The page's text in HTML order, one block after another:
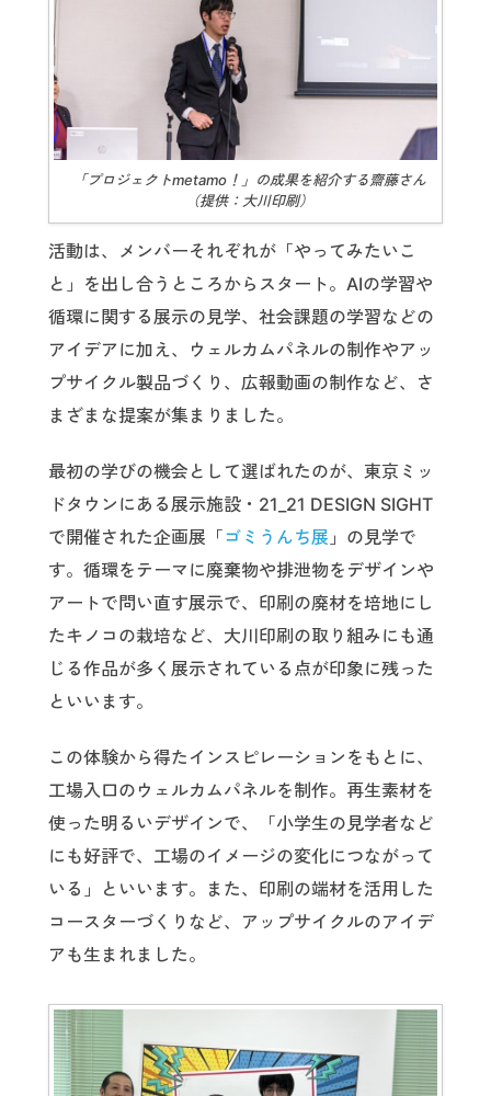
「プロジェクトmetamo！」の成果を紹介する齋藤さん
（提供：大川印刷）
活動は、メンバーそれぞれが「やってみたいこ
と」を出し合うところからスタート。AIの学習や
循環に関する展示の見学、社会課題の学習などの
アイデアに加え、ウェルカムパネルの制作やアッ
プサイクル製品づくり、広報動画の制作など、さ
まざまな提案が集まりました。
最初の学びの機会として選ばれたのが、東京ミッ
ドタウンにある展示施設・21_21 DESIGN SIGHT
で開催された企画展「ゴミうんち展 」の見学で
す。循環をテーマに廃棄物や排泄物をデザインや
アートで問い直す展示で、印刷の廃材を培地にし
たキノコの栽培など、大川印刷の取り組みにも通
じる作品が多く展示されている点が印象に残った
といいます。
この体験から得たインスピレーションをもとに、
工場入口のウェルカムパネルを制作。再生素材を
使った明るいデザインで、「小学生の見学者など
にも好評で、工場のイメージの変化につながって
いる」といいます。また、印刷の端材を活用した
コースターづくりなど、アップサイクルのアイデ
アも生まれました。